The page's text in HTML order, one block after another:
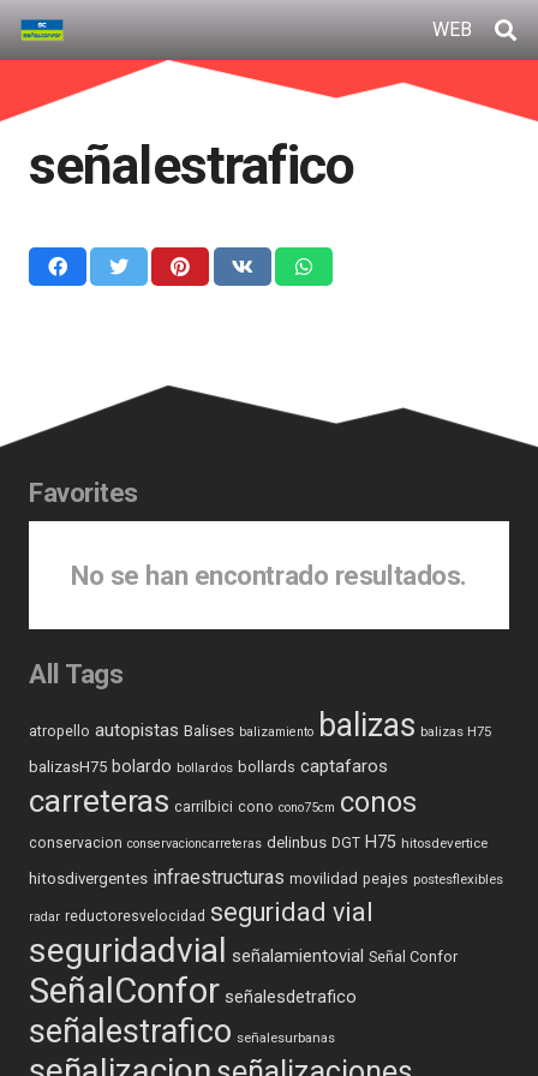
WEB
señalestrafico
Favorites
No se han encontrado resultados.
All Tags
atropello autopistas Balises balizamiento balizas balizas H75
balizasH75 bolardo bollardos bollards captafaros
carreteras carrilbici cono cono75cm conos
conservacion conservacioncarreteras delinbus DGT H75 hitosdevertice
hitosdivergentes infraestructuras movilidad peajes postesflexibles
radar reductoresvelocidad seguridad vial
seguridadvial señalamientovial Señal Confor
SeñalConfor señalesdetrafico
señalestrafico señalesurbanas